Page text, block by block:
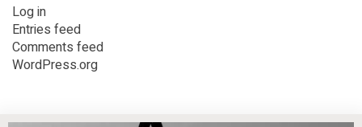
Log in
Entries feed
Comments feed
WordPress.org